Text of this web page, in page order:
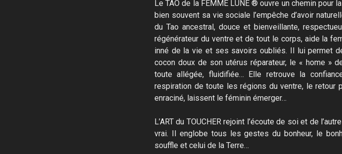
Le TAO de la FEMME LUNE ®​​ ouvre un chemin pour
bien souvent sa vie sociale l’empêche d’avoir
du Tao ancestral, douce et bienveillante,
régénérateur du ventre et de tout le corps, aide la
inné de la vie et ses savoirs oubliés. Il lui permet
cocon doux de son utérus réparateur, le « home »
toute allégée, fluidifiée… Elle retrouve la
respiration de toute les régions du ventre, le retour
enraciné, laissent le féminin émerger…
L’ART du TOUCHER rejoint l’écoute de soi et de
vrai. Il englobe tous les gestes du bonheur, le
souffle et celui de la Terre…